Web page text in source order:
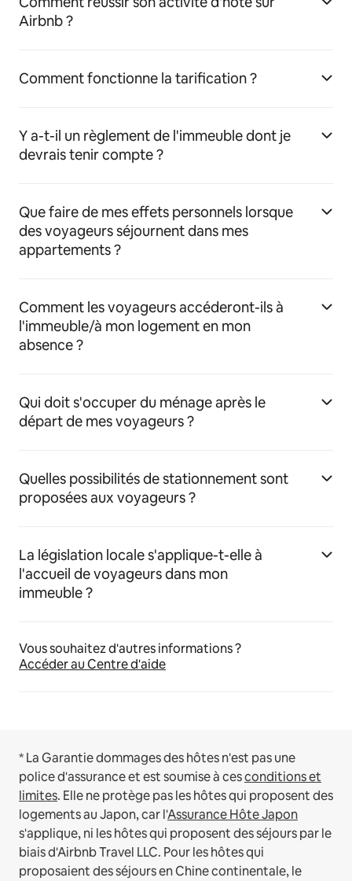
Airbnb ?
Comment fonctionne la tarification ?
Y a-t-il un règlement de l'immeuble dont je
devrais tenir compte ?
Que faire de mes effets personnels lorsque
des voyageurs séjournent dans mes
appartements ?
Comment les voyageurs accéderont-ils à
l'immeuble/à mon logement en mon
absence ?
Qui doit s'occuper du ménage après le
départ de mes voyageurs ?
Quelles possibilités de stationnement sont
proposées aux voyageurs ?
La législation locale s'applique-t-elle à
l'accueil de voyageurs dans mon
immeuble ?
Vous souhaitez d'autres informations ?
Accéder au Centre d'aide
* La Garantie dommages des hôtes n'est pas une
police d'assurance et est soumise à cesconditions et
limites. Elle ne protège pas les hôtes qui proposent des
logements au Japon, car l'Assurance Hôte Japon
s'applique, ni les hôtes qui proposent des séjours par le
biais d'Airbnb Travel LLC. Pour les hôtes qui
proposaient des séjours en Chine continentale, le